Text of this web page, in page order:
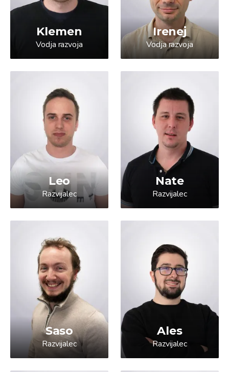
Klemen
Vodja razvoja
Irenej
Vodja razvoja
Leo
Razvijalec
Nate
Razvijalec
Saso
Razvijalec
Ales
Razvijalec